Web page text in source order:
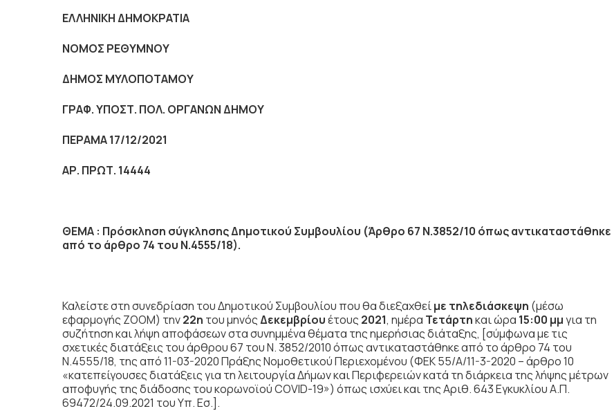
ΕΛΛΗΝΙΚΗ ΔΗΜΟΚΡΑΤΙΑ
NOMOΣ ΡΕΘΥΜΝΟΥ
ΔΗΜΟΣ ΜΥΛΟΠΟΤΑΜΟΥ
ΓΡΑΦ. ΥΠΟΣΤ. ΠΟΛ. ΟΡΓΑΝΩΝ ΔΗΜΟΥ
ΠΕΡΑΜΑ 17/12/2021
ΑΡ. ΠΡΩΤ. 14444
ΘΕΜΑ : Πρόσκληση σύγκλησης Δημοτικού Συμβουλίου (Άρθρο 67 Ν.3852/10 όπως αντικαταστάθηκε
από το άρθρο 74 του Ν.4555/18).
Καλείστε στη συνεδρίαση του Δημοτικού Συμβουλίου που θα διεξαχθείμε τηλεδιάσκεψη (μέσω
εφαρμογής ΖΟOΜ) την22η του μηνόςΔεκεμβρίουέτους 2021, ημέρα Τετάρτηκαι ώρα 15:00 μμγια τη
συζήτησηκαι λήψη αποφάσεων στα συνημμένα θέματα της ημερήσιας διάταξης, [σύμφωνα με τις
σχετικές διατάξεις του άρθρου 67 του Ν. 3852/2010 όπως αντικαταστάθηκε από το άρθρο 74 του
Ν.4555/18, της από 11-03-2020 Πράξης Νομοθετικού Περιεχομένου (ΦΕΚ 55/Α/11-3-2020 – άρθρο 10
«κατεπείγουσες διατάξεις για τη λειτουργία Δήμων και Περιφερειών κατά τη διάρκεια της λήψης μέτρων
αποφυγής της διάδοσης του κορωνοϊού COVID-19») όπως ισχύει και της Αριθ. 643 Εγκυκλίου Α.Π.
69472/24.09.2021 του Υπ. Εσ.].